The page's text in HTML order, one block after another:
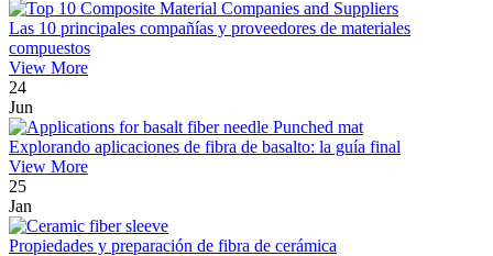
Las 10 principales compañías y proveedores de materiales
compuestos
View More
24
Jun
Explorando aplicaciones de fibra de basalto: la guía final
View More
25
Jan
Propiedades y preparación de fibra de cerámica